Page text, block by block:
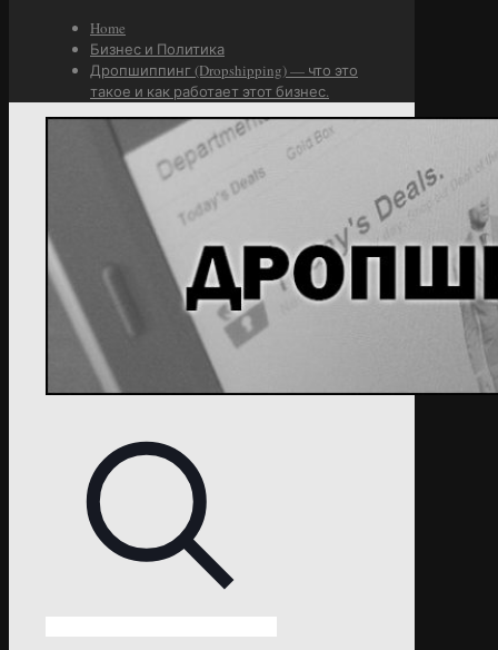
Home
Бизнес и Политика
Дропшиппинг (Dropshipping) — что это
такое и как работает этот бизнес.